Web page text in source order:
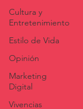
Cultura y
Entretenimiento
Estilo de Vida
Opinión
Marketing
Digital
Vivencias